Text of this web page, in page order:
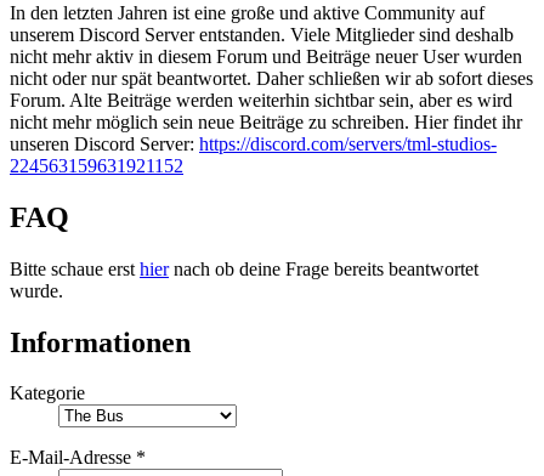
In den letzten Jahren ist eine große und aktive Community auf
unserem Discord Server entstanden. Viele Mitglieder sind deshalb
nicht mehr aktiv in diesem Forum und Beiträge neuer User wurden
nicht oder nur spät beantwortet. Daher schließen wir ab sofort dieses
Forum. Alte Beiträge werden weiterhin sichtbar sein, aber es wird
nicht mehr möglich sein neue Beiträge zu schreiben. Hier findet ihr
unseren Discord Server: https://discord.com/servers/tml-studios-
224563159631921152
FAQ
Bitte schaue erst hiernach ob deine Frage bereits beantwortet
wurde.
Informationen
Kategorie
E-Mail-Adresse *